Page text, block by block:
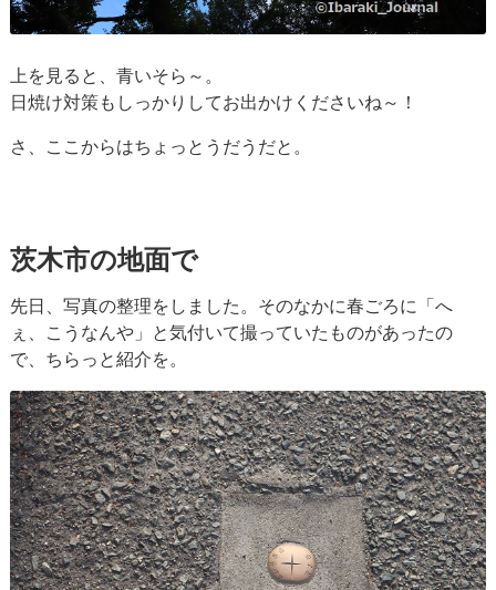
上を見ると、青いそら～。
日焼け対策もしっかりしてお出かけくださいね～！
さ、ここからはちょっとうだうだと。
茨木市の地面で
先日、写真の整理をしました。そのなかに春ごろに「へ
ぇ、こうなんや」と気付いて撮っていたものがあったの
で、ちらっと紹介を。